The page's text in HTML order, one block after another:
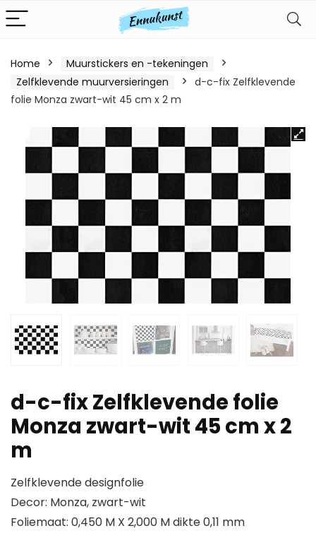
Home
Muurstickers en -tekeningen
Zelfklevende muurversieringen
d-c-fix Zelfklevende
folie Monza zwart-wit 45 cm x 2 m
d-c-fix Zelfklevende folie
Monza zwart-wit 45 cm x 2
m
Zelfklevende designfolie
Decor: Monza, zwart-wit
Foliemaat: 0,450 M X 2,000 M dikte 0,11 mm